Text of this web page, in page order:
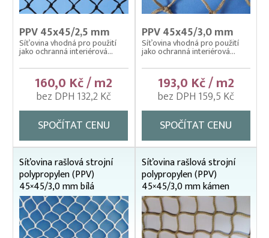
PPV 45x45/2,5 mm
Síťovina vhodná pro použití
jako ochranná interiérová...
160,0 Kč / m2
bez DPH 132,2 Kč
SPOČÍTAT CENU
PPV 45x45/3,0 mm
Síťovina vhodná pro použití
jako ochranná interiérová...
193,0 Kč / m2
bez DPH 159,5 Kč
SPOČÍTAT CENU
Síťovina rašlová strojní
polypropylen (PPV)
45×45/3,0 mm bílá
Síťovina rašlová strojní
polypropylen (PPV)
45×45/3,0 mm kámen